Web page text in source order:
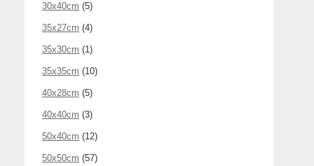
30x40cm (5)
35x27cm (4)
35x30cm (1)
35x35cm (10)
40x28cm (5)
40x40cm (3)
50x40cm (12)
50x50cm (57)